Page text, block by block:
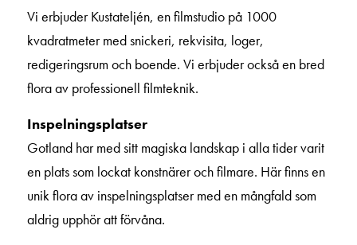
Vi erbjuder Kustateljén, en filmstudio på 1000
kvadratmeter med snickeri, rekvisita, loger,
redigeringsrum och boende. Vi erbjuder också en bred
flora av professionell filmteknik.
Inspelningsplatser
Gotland har med sitt magiska landskap i alla tider varit
en plats som lockat konstnärer och filmare. Här finns en
unik flora av inspelningsplatser med en mångfald som
aldrig upphör att förvåna.